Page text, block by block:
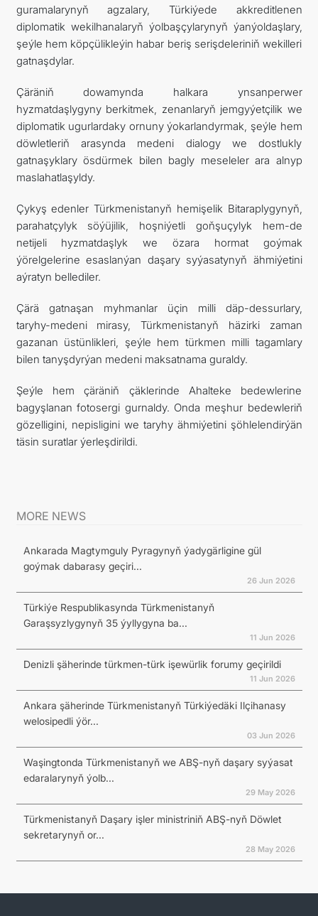
guramalarynyň agzalary, Türkiýede akkreditlenen
diplomatik wekilhanalaryň ýolbaşçylarynyň ýanýoldaşlary,
şeýle hem köpçülikleýin habar beriş serişdeleriniň wekilleri
gatnaşdylar.
Çäräniň dowamynda halkara ynsanperwer
hyzmatdaşlygyny berkitmek, zenanlaryň jemgyýetçilik we
diplomatik ugurlardaky ornuny ýokarlandyrmak, şeýle hem
döwletleriň arasynda medeni dialogy we dostlukly
gatnaşyklary ösdürmek bilen bagly meseleler ara alnyp
maslahatlaşyldy.
Çykyş edenler Türkmenistanyň hemişelik Bitaraplygynyň,
parahatçylyk söýüjilik, hoşniýetli goňşuçylyk hem-de
netijeli hyzmatdaşlyk we özara hormat goýmak
ýörelgelerine esaslanýan daşary syýasatynyň ähmiýetini
aýratyn bellediler.
Çärä gatnaşan myhmanlar üçin milli däp-dessurlary,
taryhy-medeni mirasy, Türkmenistanyň häzirki zaman
gazanan üstünlikleri, şeýle hem türkmen milli tagamlary
bilen tanyşdyrýan medeni maksatnama guraldy.
Şeýle hem çäräniň çäklerinde Ahalteke bedewlerine
bagyşlanan fotosergi gurnaldy. Onda meşhur bedewleriň
gözelligini, nepisligini we taryhy ähmiýetini şöhlelendirýän
täsin suratlar ýerleşdirildi.
MORE NEWS
Ankarada Magtymguly Pyragynyň ýadygärligine gül
goýmak dabarasy geçiri...
26 Jun 2026
Türkiýe Respublikasynda Türkmenistanyň
Garaşsyzlygynyň 35 ýyllygyna ba...
11 Jun 2026
Denizli şäherinde türkmen-türk işewürlik forumy geçirildi
11 Jun 2026
Ankara şäherinde Türkmenistanyň Türkiýedäki Ilçihanasy
welosipedli ýör...
03 Jun 2026
Waşingtonda Türkmenistanyň we ABŞ-nyň daşary syýasat
edaralarynyň ýolb...
29 May 2026
Türkmenistanyň Daşary işler ministriniň ABŞ-nyň Döwlet
sekretarynyň or...
28 May 2026